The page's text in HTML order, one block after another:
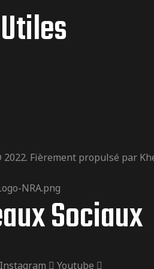
Fièrement propulsé par
Sociaux
Instagram Youtube